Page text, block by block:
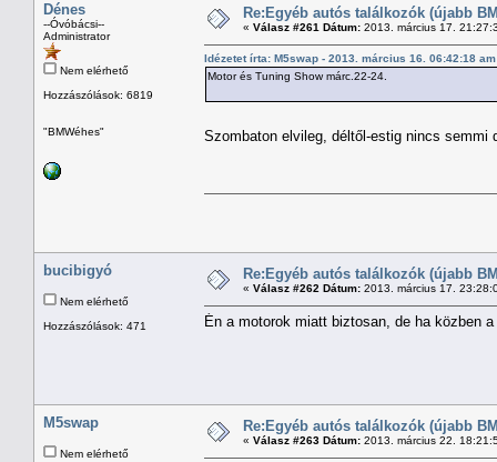
Dénes
--Óvóbácsi--
Administrator
Nem elérhető
Hozzászólások: 6819
"BMWéhes"
Re:Egyéb autós találkozók (újabb
« Válasz #261 Dátum: 2013. március 17.
Idézetet írta: M5swap - 2013. március 16. 06:42:18 am
Motor és Tuning Show márc.22-24.
Szombaton elvileg, déltől-estig nincs
bucibigyó
Nem elérhető
Hozzászólások: 471
Re:Egyéb autós találkozók (újabb
« Válasz #262 Dátum: 2013. március 17.
Én a motorok miatt biztosan, de ha közben
M5swap
Nem elérhető
Re:Egyéb autós találkozók (újabb
« Válasz #263 Dátum: 2013. március 22.